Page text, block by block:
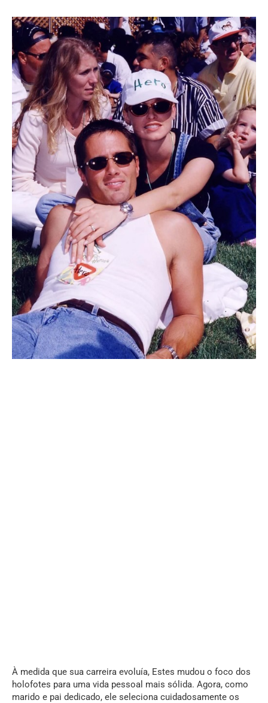
À medida que sua carreira evoluía, Estes mudou o foco dos
holofotes para uma vida pessoal mais sólida. Agora, como
marido e pai dedicado, ele seleciona cuidadosamente os